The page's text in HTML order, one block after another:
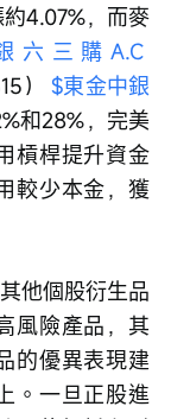
4.07%，而麥
六三購A.C
） $東金中銀
和28%，完美
槓桿提升資金
較少本金，獲
風險產品，其
的優異表現建
。一旦正股進